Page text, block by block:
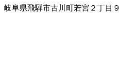
岐阜県飛騨市古川町若宮２丁目９